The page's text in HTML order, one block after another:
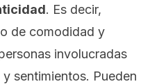
. Es decir,
de comodidad y
involucradas
sentimientos. Pueden